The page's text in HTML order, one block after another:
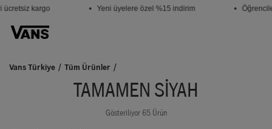
kargo • Yeni üyelere özel %15 indirim •
Vans Türkiye Tüm Ürünler
TAMAMEN SİYAH
Gösteriliyor 65 Ürün